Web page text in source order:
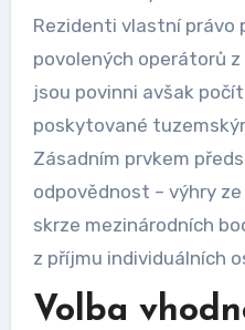
Rezidenti vlastní právo
povolených operátorů
jsou povinni avšak
poskytované
Zásadním prvkem
odpovědnost – výhry
skrze mezinárodních
z příjmu individuálních
Volba